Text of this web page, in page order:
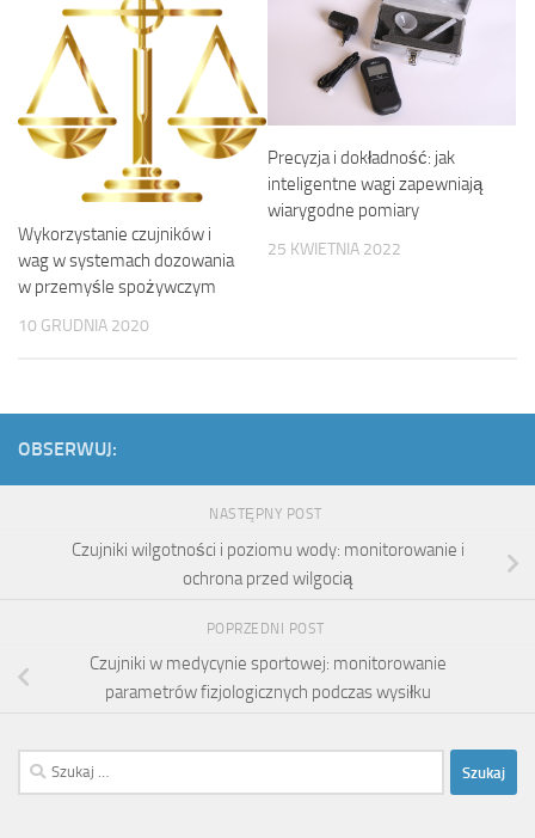
Wykorzystanie czujników i
wag w systemach dozowania
w przemyśle spożywczym
10 GRUDNIA 2020
Precyzja i dokładność: jak
inteligentne wagi zapewniają
wiarygodne pomiary
25 KWIETNIA 2022
OBSERWUJ:
NASTĘPNY POST
Czujniki wilgotności i poziomu wody: monitorowanie i
ochrona przed wilgocią
POPRZEDNI POST
Czujniki w medycynie sportowej: monitorowanie
parametrów fizjologicznych podczas wysiłku
Szukaj: